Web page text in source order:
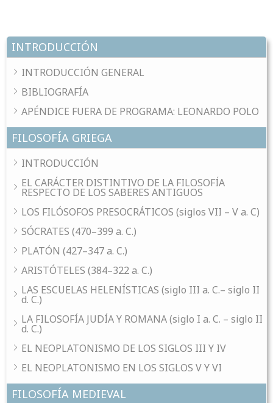
INTRODUCCIÓN
INTRODUCCIÓN GENERAL
BIBLIOGRAFÍA
APÉNDICE FUERA DE PROGRAMA: LEONARDO POLO
FILOSOFÍA GRIEGA
INTRODUCCIÓN
EL CARÁCTER DISTINTIVO DE LA FILOSOFÍA
RESPECTO DE LOS SABERES ANTIGUOS
LOS FILÓSOFOS PRESOCRÁTICOS (siglos VII – V a. C)
SÓCRATES (470–399 a. C.)
PLATÓN (427–347 a. C.)
ARISTÓTELES (384–322 a. C.)
LAS ESCUELAS HELENÍSTICAS (siglo III a. C.– siglo II
d. C.)
LA FILOSOFÍA JUDÍA Y ROMANA (siglo I a. C. – siglo II
d. C.)
EL NEOPLATONISMO DE LOS SIGLOS III Y IV
EL NEOPLATONISMO EN LOS SIGLOS V Y VI
FILOSOFÍA MEDIEVAL